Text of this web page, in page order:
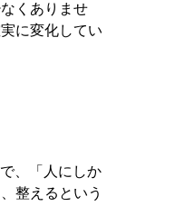
くありませ
に変化してい
、「人にしか
整えるという